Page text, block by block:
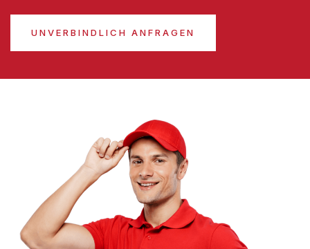
UNVERBINDLICH ANFRAGEN